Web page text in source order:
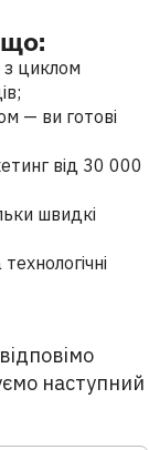
з циклом
— ви готові
від 30 000
швидкі
наступний